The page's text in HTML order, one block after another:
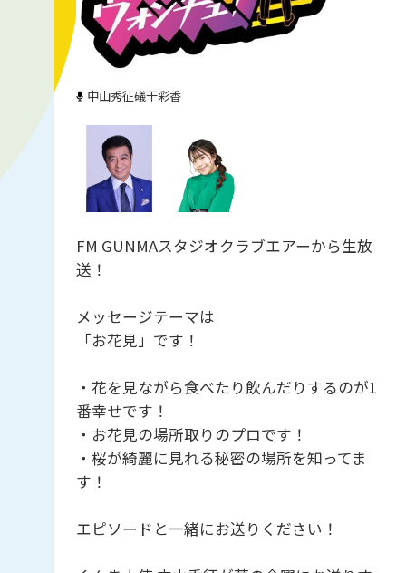
中山秀征礒干彩香
FM GUNMAスタジオクラブエアーから生放
送！
メッセージテーマは
「お花見」です！
・花を見ながら食べたり飲んだりするのが1
番幸せです！
・お花見の場所取りのプロです！
・桜が綺麗に見れる秘密の場所を知ってま
す！
エピソードと一緒にお送りください！